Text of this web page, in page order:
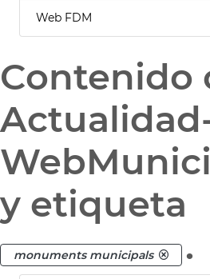
Web FDM
Contenido
y etiqueta
monuments municipals .